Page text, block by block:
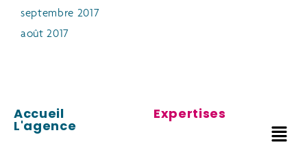
septembre 2017
août 2017
Accueil
L'agence
Expertises